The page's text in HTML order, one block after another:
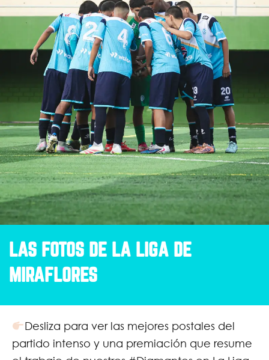
LAS FOTOS DE LA LIGA DE
MIRAFLORES
Desliza para ver las mejores postales del
partido intenso y una premiación que resume